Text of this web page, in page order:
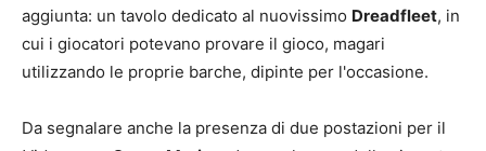
aggiunta: un tavolo dedicato al nuovissimo Dreadfleet, in
cui i giocatori potevano provare il gioco, magari
utilizzando le proprie barche, dipinte per l'occasione.
Da segnalare anche la presenza di due postazioni per il